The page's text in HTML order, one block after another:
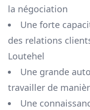
la négociation
Une forte
des relations
Loutehel
Une grande
travailler de
Une